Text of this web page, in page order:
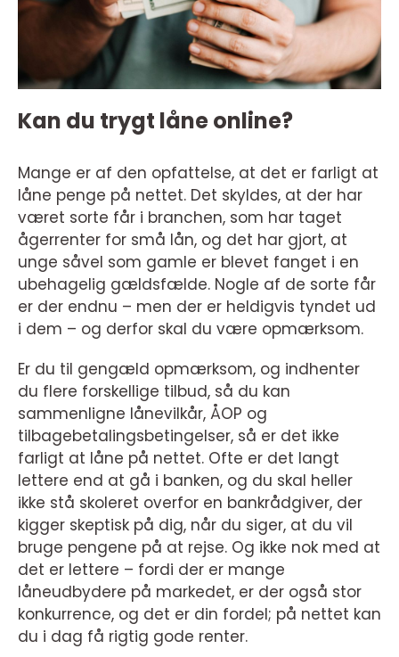
Kan du trygt låne online?
Mange er af den opfattelse, at det er farligt at
låne penge på nettet. Det skyldes, at der har
været sorte får i branchen, som har taget
ågerrenter for små lån, og det har gjort, at
unge såvel som gamle er blevet fanget i en
ubehagelig gældsfælde. Nogle af de sorte får
er der endnu – men der er heldigvis tyndet ud
i dem – og derfor skal du være opmærksom.
Er du til gengæld opmærksom, og indhenter
du flere forskellige tilbud, så du kan
sammenligne lånevilkår, ÅOP og
tilbagebetalingsbetingelser, så er det ikke
farligt at låne på nettet. Ofte er det langt
lettere end at gå i banken, og du skal heller
ikke stå skoleret overfor en bankrådgiver, der
kigger skeptisk på dig, når du siger, at du vil
bruge pengene på at rejse. Og ikke nok med at
det er lettere – fordi der er mange
låneudbydere på markedet, er der også stor
konkurrence, og det er din fordel; på nettet kan
du i dag få rigtig gode renter.